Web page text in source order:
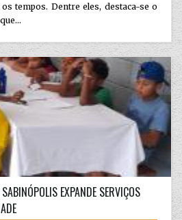
tempos. Dentre eles, destaca-se o
EXPANDE SERVIÇOS